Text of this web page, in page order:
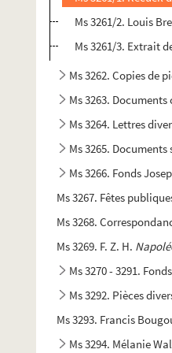
Ms 3261/2. Louis
Ms 3261/3. Extrait
Ms 3262. Copies de
Ms 3263.
Ms 3264. Lettres
Ms 3265. Documents
Ms 3266. Fonds
Ms 3267. Fêtes
Ms 3268.
Ms 3269. F. Z. H.
Ms 3270 - 3291.
Ms 3292. Pièces
Ms 3293. Francis
Ms 3294. Mélanie